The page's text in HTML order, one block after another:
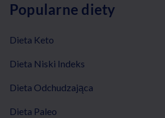
Popularne diety
Dieta Keto
Dieta Niski Indeks
Dieta Odchudzająca
Dieta Paleo